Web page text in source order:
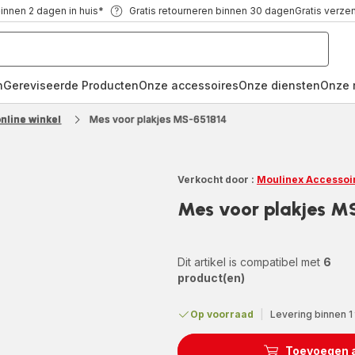
2 dagen in huis* Gratis retourneren binnen 30 dagenGratis
Gereviseerde ProductenOnze accessoiresOnze dienstenOnze
winkel Mes voor plakjes MS-651814
Verkocht door : Moulinex
Mes voor plakjes
Dit artikel is compatibel met 6
product(en)
Op voorraad Levering binnen
Toevoegen